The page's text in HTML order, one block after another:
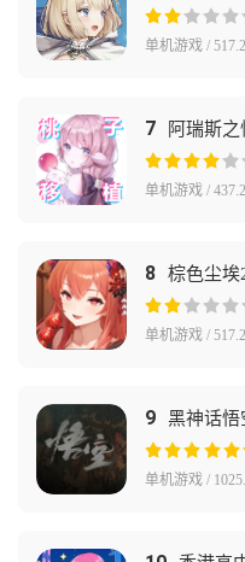
单机游戏 /
7 阿瑞斯
单机游戏 /
8 棕色尘埃
单机游戏 /
9 黑神话悟
单机游戏 /